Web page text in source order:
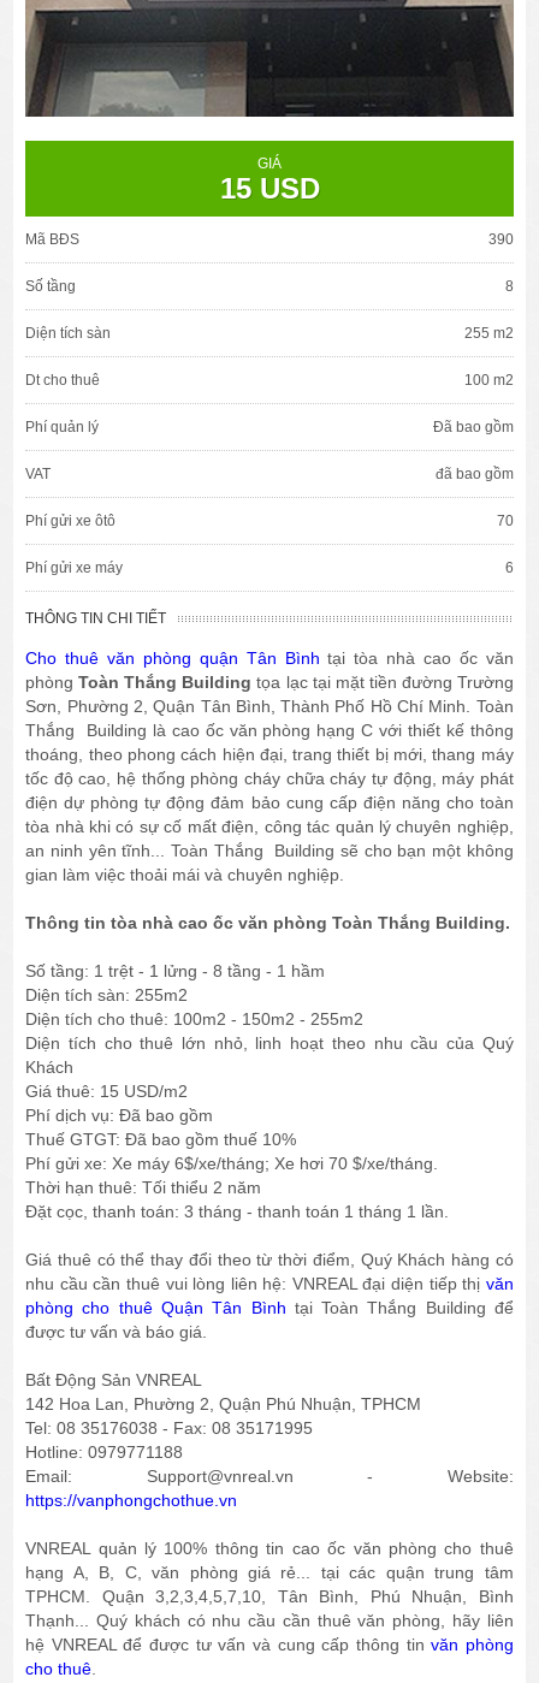
GIÁ
15 USD
Mã BĐS 390
Số tầng 8
Diện tích sàn 255 m2
Dt cho thuê 100 m2
Phí quản lý Đã bao gồm
VAT đã bao gồm
Phí gửi xe ôtô 70
Phí gửi xe máy 6
THÔNG TIN CHI TIẾT
Cho thuê văn phòng quận Tân Bình tại tòa nhà cao ốc văn
phòngToàn Thắng Building tọa lạc tại mặt tiền đường Trường
Sơn, Phường 2, Quận Tân Bình, Thành Phố Hồ Chí Minh. Toàn
Thắng Building là cao ốc văn phòng hạng C với thiết kế thông
thoáng, theo phong cách hiện đại, trang thiết bị mới, thang máy
tốc độ cao, hệ thống phòng cháy chữa cháy tự động, máy phát
điện dự phòng tự động đảm bảo cung cấp điện năng cho toàn
tòa nhà khi có sự cố mất điện, công tác quản lý chuyên nghiệp,
an ninh yên tĩnh... Toàn Thắng Building sẽ cho bạn một không
gian làm việc thoải mái và chuyên nghiệp.
Thông tin tòa nhà cao ốc văn phòng Toàn Thắng Building.
Số tầng: 1 trệt - 1 lửng - 8 tầng - 1 hầm
Diện tích sàn: 255m2
Diện tích cho thuê: 100m2 - 150m2 - 255m2
Diện tích cho thuê lớn nhỏ, linh hoạt theo nhu cầu của Quý
Khách
Giá thuê: 15 USD/m2
Phí dịch vụ: Đã bao gồm
Thuế GTGT: Đã bao gồm thuế 10%
Phí gửi xe: Xe máy 6$/xe/tháng; Xe hơi 70 $/xe/tháng.
Thời hạn thuê: Tối thiểu 2 năm
Đặt cọc, thanh toán: 3 tháng - thanh toán 1 tháng 1 lần.
Giá thuê có thể thay đổi theo từ thời điểm, Quý Khách hàng có
nhu cầu cần thuê vui lòng liên hệ: VNREAL đại diện tiếp thị văn
phòng cho thuê Quận Tân Bình tại Toàn Thắng Building để
được tư vấn và báo giá.
Bất Động Sản VNREAL
142 Hoa Lan, Phường 2, Quận Phú Nhuận, TPHCM
Tel: 08 35176038 - Fax: 08 35171995
Hotline: 0979771188
Email: Support@vnreal.vn - Website:
https://vanphongchothue.vn
VNREAL quản lý 100% thông tin cao ốc văn phòng cho thuê
hạng A, B, C, văn phòng giá rẻ... tại các quận trung tâm
TPHCM. Quận 3,2,3,4,5,7,10, Tân Bình, Phú Nhuận, Bình
Thạnh... Quý khách có nhu cầu cần thuê văn phòng, hãy liên
hệ VNREAL để được tư vấn và cung cấp thông tinvăn phòng
cho thuê.